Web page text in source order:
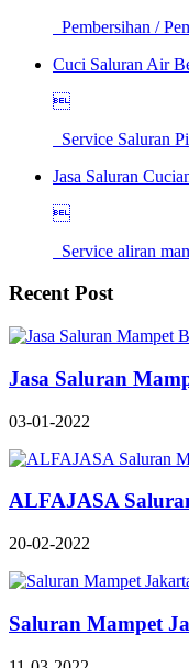
Pembersihan /
Cuci Saluran Air

Service Saluran
Jasa Saluran

Service aliran
Recent Post
Jasa Saluran
03-01-2022
ALFAJASA
20-02-2022
Saluran Mampet